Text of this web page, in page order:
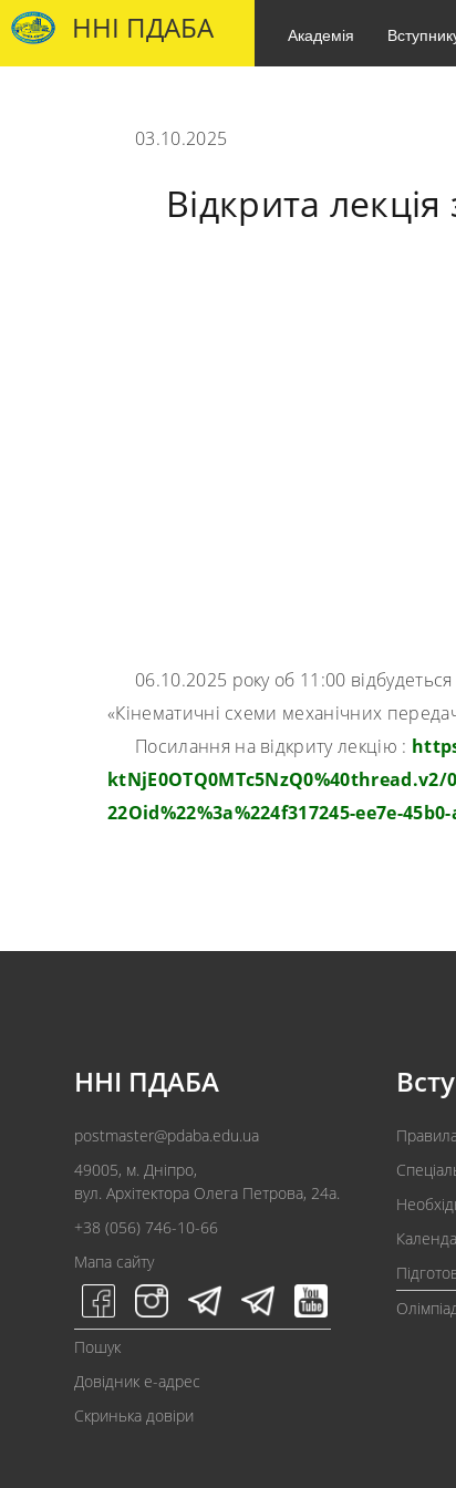
ННІ ПДАБА Академія
03.10.2025
Відкрита
06.10.2025 року об 11:00
«Кінематичні схеми механічних
Посилання на відкриту лекцію :
ktNjE0OTQ0MTc5NzQ0%40thread.v2/
22Oid%22%3a%224f317245-ee7e-
ННІ ПДАБА
postmaster@pdaba.edu.ua
49005, м. Дніпро,
вул. Архітектора Олега Петрова, 24а.
+38 (056) 746-10-66
Мапа сайту
Пошук
Довідник e-адрес
Скринька довіри